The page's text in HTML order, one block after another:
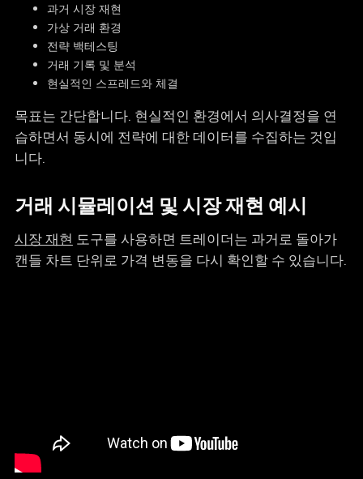
과거 시장 재현
가상 거래 환경
전략 백테스팅
거래 기록 및 분석
현실적인 스프레드와 체결
목표는 간단합니다. 현실적인 환경에서 의사결정을 연
습하면서 동시에 전략에 대한 데이터를 수집하는 것입
니다.
거래 시뮬레이션 및 시장 재현 예시
시장 재현 도구를 사용하면 트레이더는 과거로 돌아가
캔들 차트 단위로 가격 변동을 다시 확인할 수 있습니다.